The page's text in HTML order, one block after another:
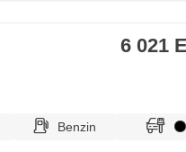
6 021
Benzin